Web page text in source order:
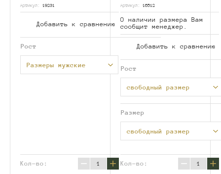
Артикул: 19231
Добавить к сравнению
Рост
Размеры мужские
Кол-во: − +
Артикул: 16512
О наличии размера Вам
сообщит менеджер.
Добавить к сравнению
Рост
свободный размер
Размер
свободный размер
Кол-во: − +